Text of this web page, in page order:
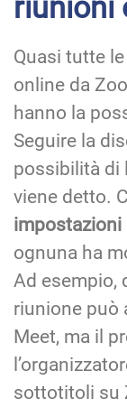
Quasi tutte
online da
hanno la
Seguire la
possibilità di
viene detto.
impostazioni
ognuna ha
Ad esempio,
riunione può
Meet, ma il
sottotitoli su